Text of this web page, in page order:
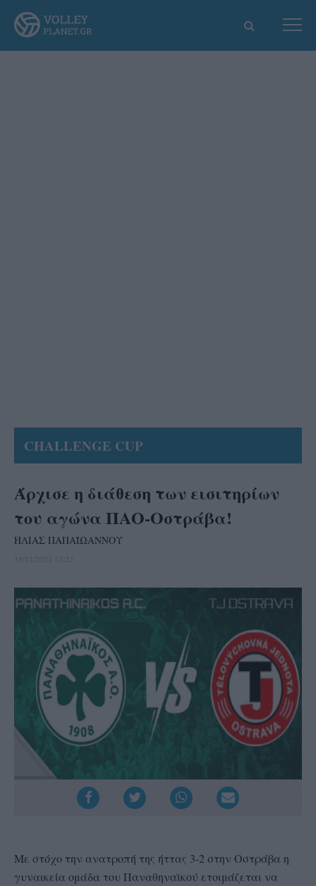
CHALLENGE CUP
Άρχισε η διάθεση των εισιτηρίων
του αγώνα ΠΑΟ-Οστράβα!
ΗΛΙΑΣ ΠΑΠΑΪΩΑΝΝΟΥ
Με στόχο την ανατροπή της ήττας 3-2 στην Οστράβα η
γυναικεία ομάδα του Παναθηναϊκού ετοιμάζεται να